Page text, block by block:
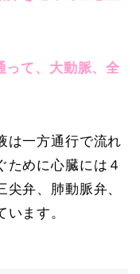
って、大動脈、全
は一方通行で流れ
ために心臓には４
弁、肺動脈弁、
ます。